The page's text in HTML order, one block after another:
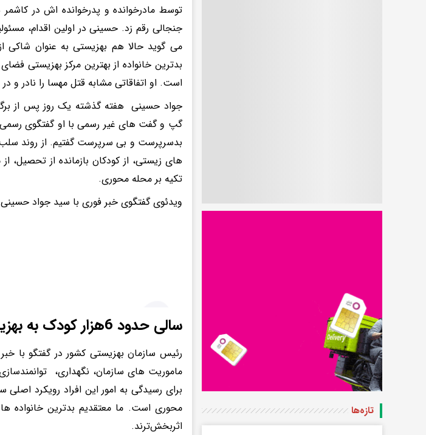
توسط مادرخوانده و پدرخوانده اش در
جنجالی رقم زد. حسینی در اولین اقدام،
می گوید حالا هم بهزیستی به عنوان شاکی
بدترین خانواده از بهترین مرکز بهزیستی
است. او اتفاقاتی مشابه قتل مهسا را نادر و
جواد حسینی هفته گذشته یک روز پس از
گپ و گفت های غیر رسمی با او گفتگوی رسمی
بدسرپرست و بی سرپرست گفتیم. از روند سلب
های زیستی، از کودکان بازمانده از
تکیه بر محله محوری.
ویدئوی گفتگوی خبر فوری با سید جواد حسینی
سالی حدود 6هزار کودک به بهزیستی اضافه می شوند
رئیس سازمان بهزیستی کشور در گفتگو با
ماموریت های سازمان، نگهداری،
برای رسیدگی به امور این افراد رویکرد
محوری است. ما معتقدیم بدترین خانواده ها
اثربخش‌ترند.
تازه‌ها